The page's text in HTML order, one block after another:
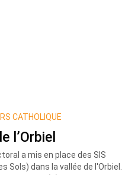
CATHOLIQUE
l’Orbiel
a mis en place des SIS
Sols) dans la vallée de l'Orbiel.